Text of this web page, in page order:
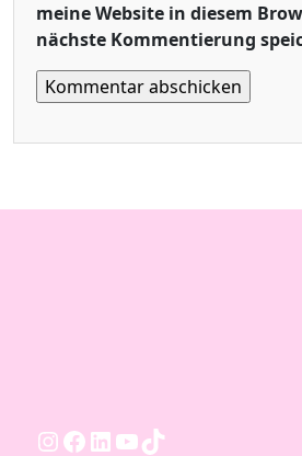
meine Website in diesem
nächste Kommentierung
Instagram
Facebook
LinkedIn
YouTube
TikTok